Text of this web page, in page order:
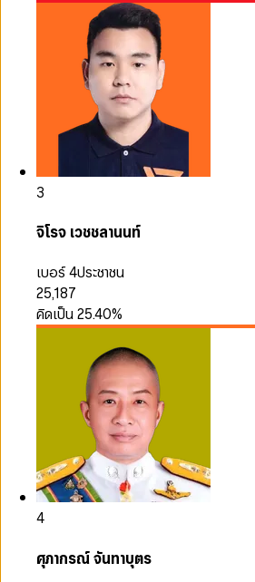
3
จิโรจ เวชชลานนท์
เบอร์ 4ประชาชน
25,187
คิดเป็น25.40%
4
ศุภากรณ์ จันทาบุตร